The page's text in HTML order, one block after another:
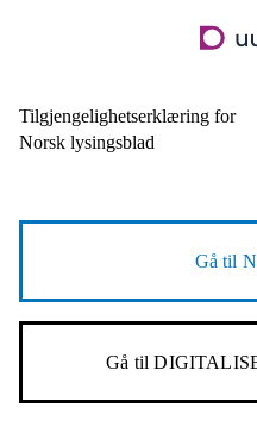
Tilgjengelighetserklæring for
Norsk lysingsblad
Gå til
Gå til